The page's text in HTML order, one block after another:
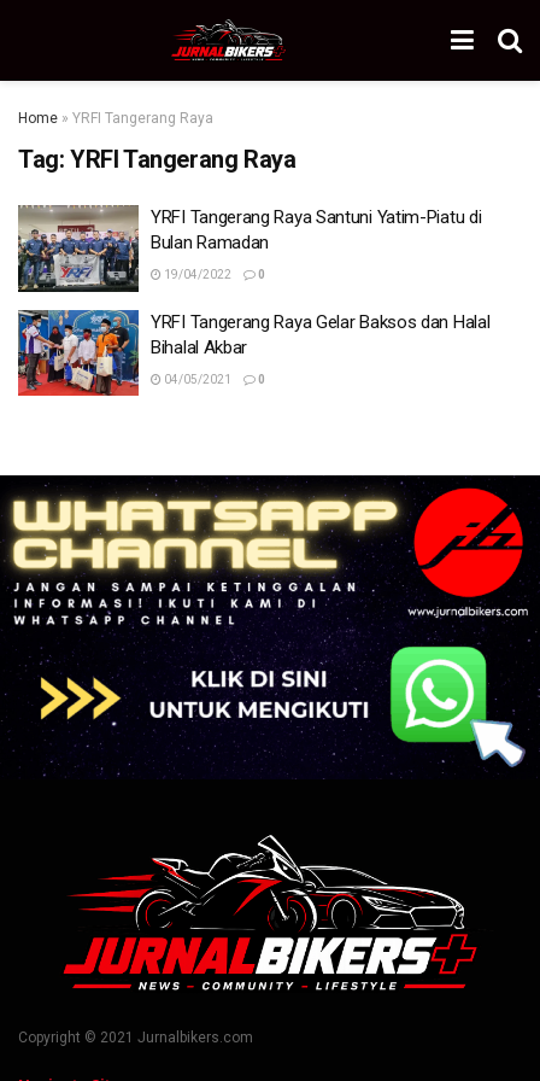
Home » YRFI Tangerang Raya
Tag: YRFI Tangerang Raya
YRFI Tangerang Raya Santuni Yatim-Piatu di
Bulan Ramadan
19/04/2022 0
YRFI Tangerang Raya Gelar Baksos dan Halal
Bihalal Akbar
04/05/2021 0
Copyright © 2021 Jurnalbikers.com